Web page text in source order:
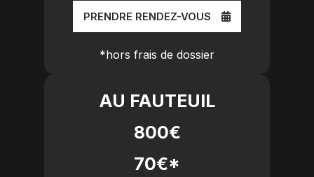
PRENDRE RENDEZ-VOUS
*hors frais de dossier
AU FAUTEUIL
800€
70€*